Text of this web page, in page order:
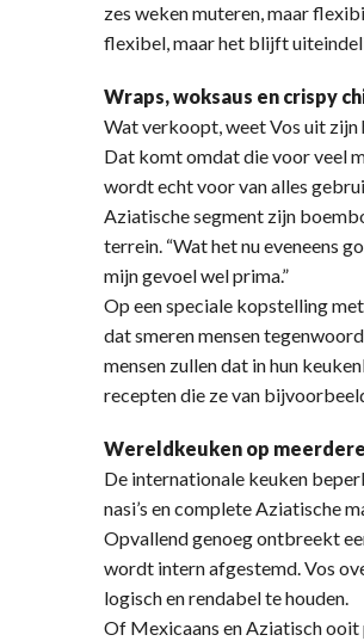
zes weken muteren, maar
flexibel, maar het blijft
Wraps, woksaus en crispy
Wat verkoopt, weet Vos uit
Dat komt omdat die voor veel
wordt echt voor van alles
Aziatische segment zijn
terrein. “Wat het nu eveneens
mijn gevoel wel prima.”
Op een speciale kopstelling
dat smeren mensen
mensen zullen dat in hun
recepten die ze van
Wereldkeuken op
De internationale keuken
nasi’s en complete Aziatische
Opvallend genoeg ontbreekt
wordt intern afgestemd. Vos
logisch en rendabel te houden.
Of Mexicaans en Aziatisch